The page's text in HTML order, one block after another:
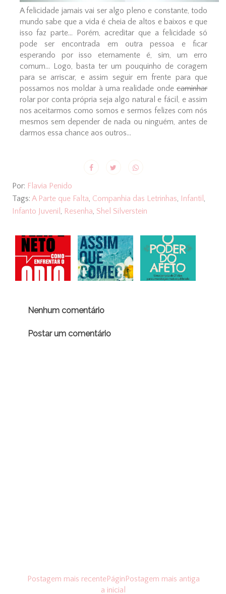
A felicidade jamais vai ser algo pleno e constante, todo
mundo sabe que a vida é cheia de altos e baixos e que
isso faz parte... Porém, acreditar que a felicidade só
pode ser encontrada em outra pessoa e ficar
esperando por isso eternamente é, sim, um erro
comum... Logo, basta ter um pouquinho de coragem
para se arriscar, e assim seguir em frente para que
possamos nos moldar à uma realidade ondecaminhar
rolar por conta própria seja algo natural e fácil, e assim
nos aceitarmos como somos e sermos felizes com nós
mesmos sem depender de nada ou ninguém, antes de
darmos essa chance aos outros...
Por: Flavia Penido
Tags: A Parte que Falta, Companhia das Letrinhas, Infantil ,
Infanto Juvenil , Resenha, Shel Silverstein
Nenhum comentário
Postar um comentário
Postagem mais recente Postagem mais antiga
Págin
a inicial